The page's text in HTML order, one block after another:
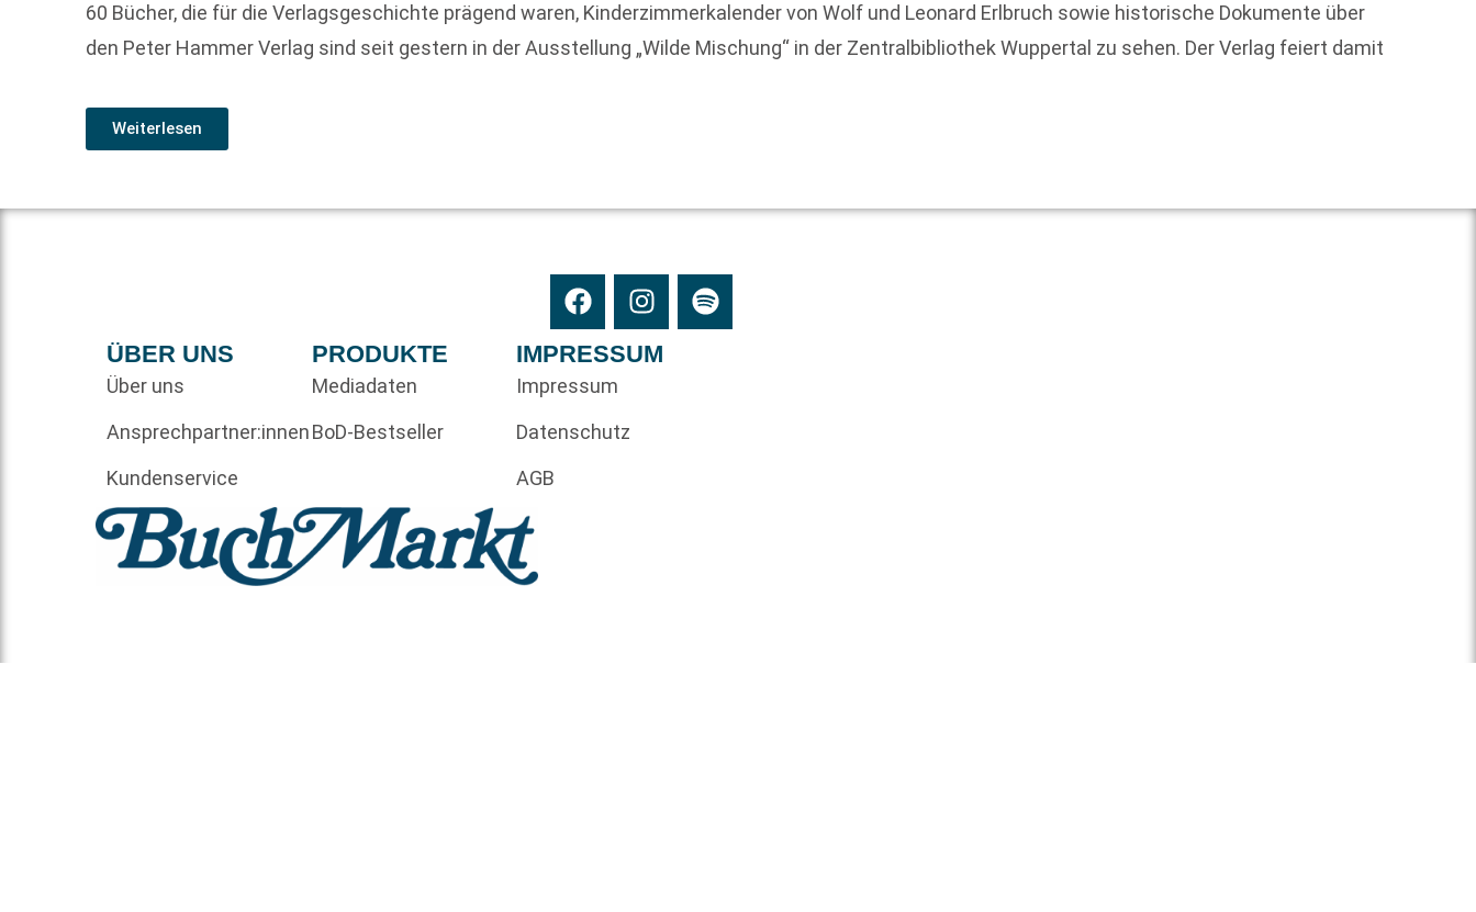
60 Bücher, die für die Verlagsgeschichte prägend waren, Kinderzimmerkalender von Wolf und Leonard Erlbruch sowie historische Dokumente über
den Peter Hammer Verlag sind seit gestern in der Ausstellung „Wilde Mischung“ in der Zentralbibliothek Wuppertal zu sehen. Der Verlag feiert damit
Weiterlesen
ÜBER UNS
Über uns
Ansprechpartner:innen
Kundenservice
PRODUKTE
Mediadaten
BoD-Bestseller
IMPRESSUM
Impressum
Datenschutz
AGB